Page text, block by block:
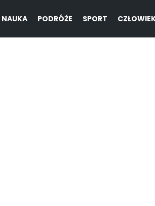
NAUKA PODRÓŻE SPORT